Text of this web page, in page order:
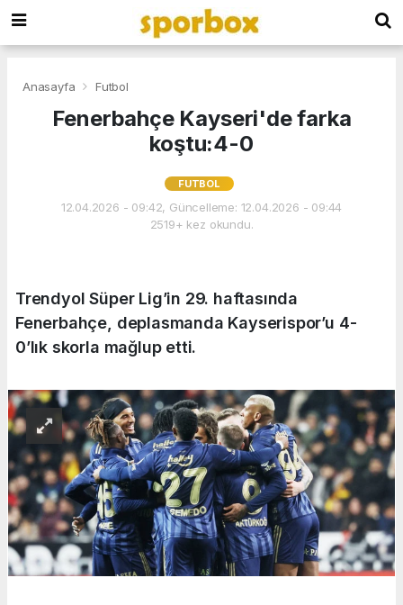
Anasayfa Futbol
Fenerbahçe Kayseri'de farka
koştu:4-0
FUTBOL
12.04.2026 - 09:42, Güncelleme: 12.04.2026 - 09:44
2519+ kez okundu.
Trendyol Süper Lig’in 29. haftasında
Fenerbahçe, deplasmanda Kayserispor’u 4-
0’lık skorla mağlup etti.